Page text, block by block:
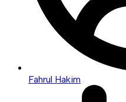
Fahrul Hakim